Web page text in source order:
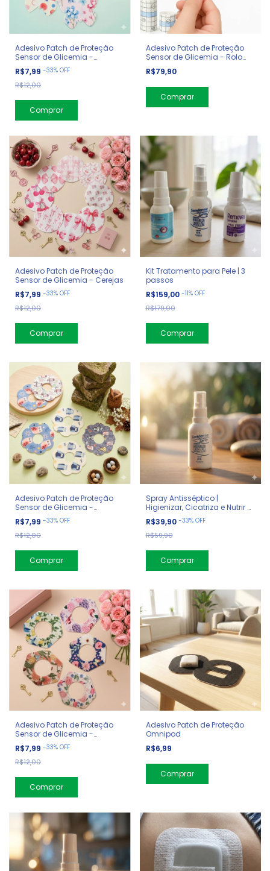
Adesivo Patch de Proteção
Sensor de Glicemia -
Borboletas
R$7,99 -33% OFF
R$12,00
Comprar
Adesivo Patch de Proteção
Sensor de Glicemia - Rolo
Transparente
R$79,90
Comprar
Adesivo Patch de Proteção
Sensor de Glicemia - Cerejas
R$7,99 -33% OFF
R$12,00
Comprar
Kit Tratamento para Pele | 3
passos
R$159,00 -11% OFF
R$179,00
Adesivo Patch de Proteção
Sensor de Glicemia -
Corujas
R$7,99 -33% OFF
R$12,00
Comprar
Spray Antisséptico |
Higienizar, Cicatriza e Nutrir a
Pele
R$39,90 -33% OFF
R$59,90
Adesivo Patch de Proteção
Sensor de Glicemia -
Hexágono
R$7,99 -33% OFF
R$12,00
Comprar
Adesivo Patch de Proteção
Omnipod
R$6,99
Comprar